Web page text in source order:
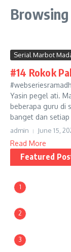
Serial Marbot
#14 Rokok
Yasin pegel ati.
beberapa guru di
banget dan
admin June 15,
Read More
Featured
1
2
3